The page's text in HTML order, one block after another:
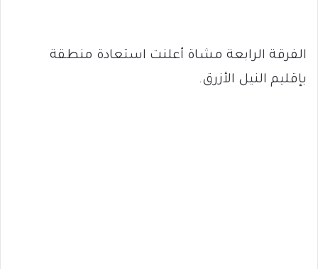
الفرقة الرابعة مشاة أعلنت استعادة منطقة
بإقليم النيل الأزرق.